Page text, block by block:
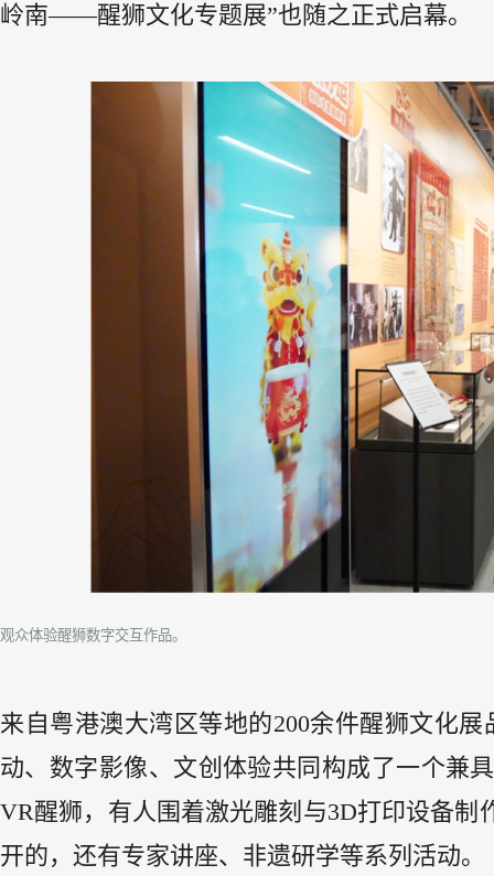
岭南——醒狮文化专题展”也随之正式启幕。
观众体验醒狮数字交互作品。
来自粤港澳大湾区等地的200余件醒狮文化
动、数字影像、文创体验共同构成了一个兼
VR醒狮，有人围着激光雕刻与3D打印设备
开的，还有专家讲座、非遗研学等系列活动。